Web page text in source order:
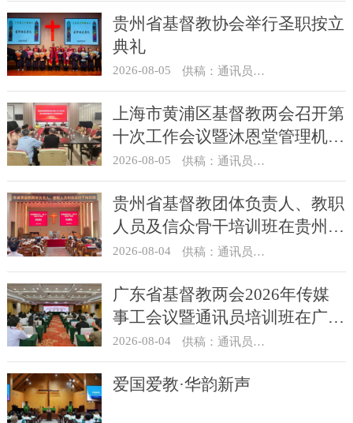
贵州省基督教协会举行圣职按立
典礼
2026-08-05 供稿：通讯员 杨菁
上海市黄浦区基督教两会召开第
十次工作会议暨沐恩堂管理机构
七月份联席会议
2026-08-05 供稿：通讯员 景健美
贵州省基督教团体负责人、教职
人员及信众骨干培训班在贵州圣
经学校举办
2026-08-04 供稿：通讯员 杨菁
广东省基督教两会2026年传媒
事工会议暨通讯员培训班在广州
举办
2026-08-04 供稿：通讯员 汪浩
爱国爱教·华韵新声